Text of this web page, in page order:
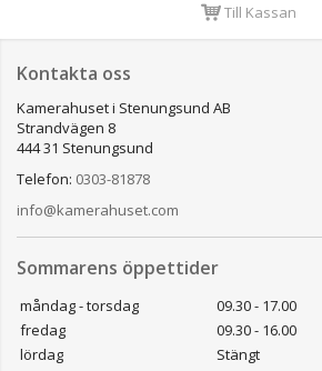
Till Kassan
Kontakta oss
Kamerahuset i Stenungsund AB
Strandvägen 8
444 31 Stenungsund
Telefon: 0303-81878
info@kamerahuset.com
Sommarens öppettider
måndag - torsdag
09.30 - 17.00
fredag
09.30 - 16.00
lördag
Stängt